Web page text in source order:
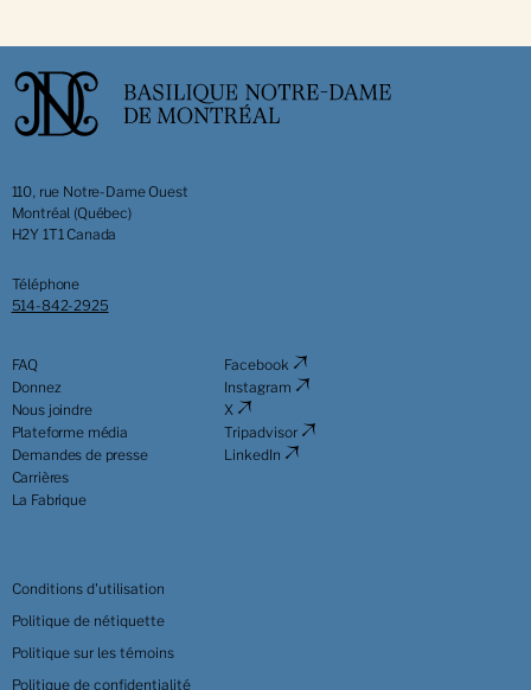
110, rue Notre-Dame Ouest
Montréal (Québec)
H2Y 1T1 Canada
Téléphone
514-842-2925
FAQ
Donnez
Nous joindre
Plateforme média
Demandes de presse
Carrières
La Fabrique
Facebook
Instagram
X
Tripadvisor
LinkedIn
Conditions d'utilisation
Politique de nétiquette
Politique sur les témoins
Politique de confidentialité